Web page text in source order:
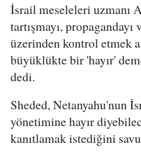
İsrail meseleleri uzmanı
tartışmayı, propagandayı
üzerinden kontrol etmek
büyüklükte bir 'hayır'
dedi.
Sheded, Netanyahu'nun
yönetimine hayır
kanıtlamak istediğini